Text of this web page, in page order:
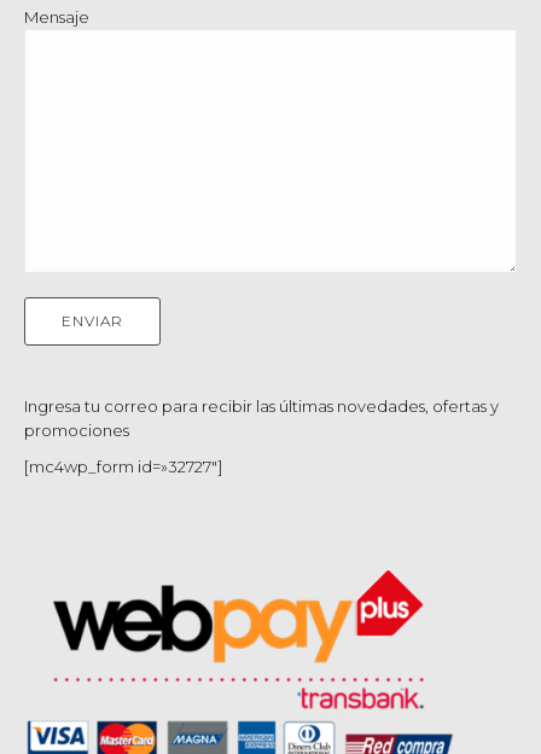
Mensaje
Ingresa tu correo para recibir las últimas novedades, ofertas y
promociones
[mc4wp_form id=»32727″]